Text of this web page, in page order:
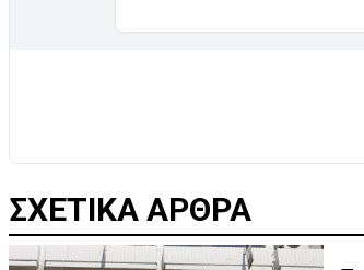
ΣΧΕΤΙΚΑ ΑΡΘΡΑ